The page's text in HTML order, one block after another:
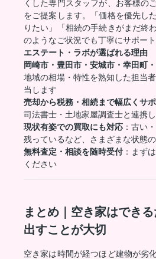
くした専門スタッフが、お客様の
をご提案します。「価格を優先し
りたい」「相続の手続きがまだ終
のようなご状況でも丁寧にサポート
エステート・ラボが選ばれる理由
岡崎市・豊田市・安城市・幸田町
地域の相場・特性を熟知した担当
当します
売却から税務・相続まで幅広くサ
司法書士・土地家屋調査士と連携
現状有姿での買取にも対応 ：古い
残っているなど、さまざまな状態
無料査定・相談を随時受付：まず
ください
まとめ｜空き家はでき
出すことが大切
空き家は時間が経つほど建物が劣